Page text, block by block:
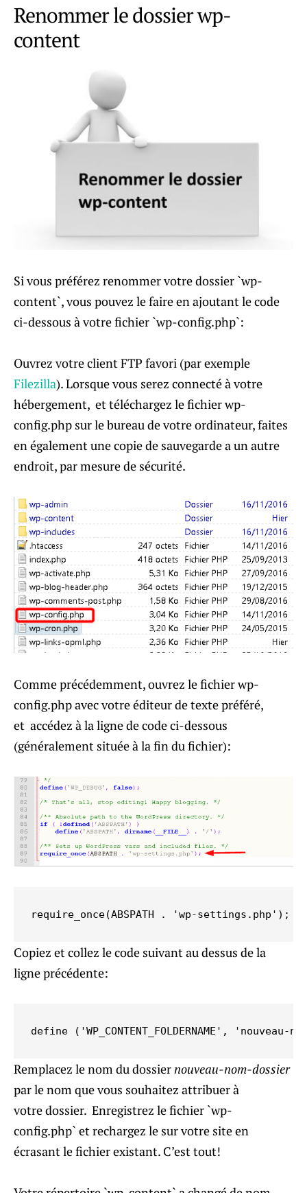
Renommer le dossier wp-
content
Si vous préférez renommer votre dossier `wp-
content`, vous pouvez le faire en ajoutant le code
ci-dessous à votre fichier `wp-config.php`:
Ouvrez votre client FTP favori (par exemple
Filezilla). Lorsque vous serez connecté à votre
hébergement, et téléchargez le fichier wp-
config.php sur le bureau de votre ordinateur, faites
en également une copie de sauvegarde a un autre
endroit, par mesure de sécurité.
Comme précédemment, ouvrez le fichier wp-
config.php avec votre éditeur de texte préféré,
et accédez à la ligne de code ci-dessous
(généralement située à la fin du fichier):
require_once(ABSPATH . 'wp-settings.php');
Copiez et collez le code suivant au dessus de la
ligne précédente:
define ('WP_CONTENT_FOLDERNAME', 'nouveau-
Remplacez le nom du dossiernouveau-nom-dossier
par le nom que vous souhaitez attribuer à
votre dossier. Enregistrez le fichier `wp-
config.php` et rechargez le sur votre site en
écrasant le fichier existant. C’est tout!